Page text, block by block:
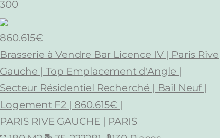
300
860.615€
Brasserie à Vendre Bar Licence IV | Paris Rive
Gauche | Top Emplacement d'Angle |
Secteur Résidentiel Recherché | Bail Neuf |
Logement F2 | 860.615€ |
PARIS RIVE GAUCHE | PARIS